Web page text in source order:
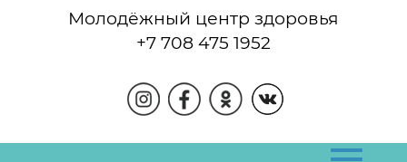
Молодёжный центр здоровья
+7 708 475 1952